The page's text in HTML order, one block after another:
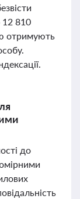
12 810
отримують
до